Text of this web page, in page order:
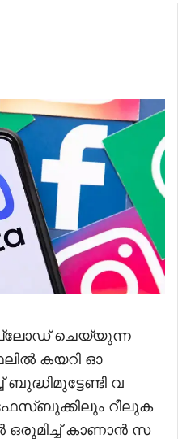
ചെയ്യുന്ന
കയറി ഓ
ബുദ്ധിമുട്ടേണ്ടി വ
ഫേസ്ബുക്കിലും റീലുക
കാണാൻ സ